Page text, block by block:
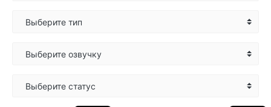
Выберите тип
Выберите озвучку
Выберите статус